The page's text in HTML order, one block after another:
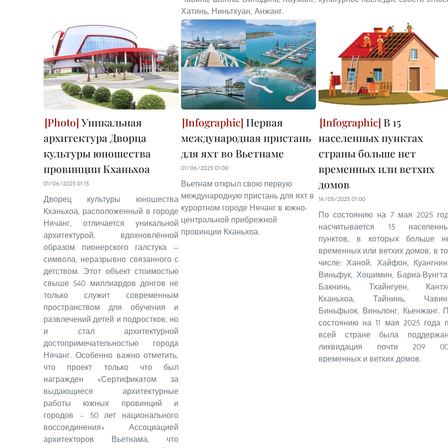
Хатинь, Ниньтхуан, Анжанг.
Уникальная
архитектура Дворца
культуры юношества
провинции Кханьхоа
01/06/2025 01:15
Дворец культуры юношества
Кханьхоа, расположенный в городе
Нячанг, отличается уникальной
архитектурой, вдохновлённой
образом пионерского галстука —
символа, неразрывно связанного с
детством. Этот объект стоимостью
свыше 540 миллиардов донгов не
только служит современным
пространством для обучения и
развлечений детей и подростков, но
и стал архитектурной
достопримечательностью города
Нячанг. Особенно важно отметить,
что проект только что был
награжден «Сертификатом за
выдающиеся архитектурные
работы южных провинций и
городов – 50 лет национального
воссоединения» Ассоциацией
архитекторов Вьетнама, что
Первая
международная пристань
для яхт во Вьетнаме
01/06/2025 01:00
Вьетнам открыл свою первую
международную пристань для яхт в
курортном городе Нячанг в южно-
центральной прибрежной
провинции Кханьхоа.
В 15
населенных пунктах
страны больше нет
временных или ветхих
домов
16/05/2025 01:00
По состоянию на 7 мая 2025
насчитывается 15
пунктов, в которых больше
временных или ветхих домов, в
числе: Ханой, Хайфон,
Виньфук, Хошимин, Бариа-
Бакнинь, Тхайнгуен,
Кханьхоа, Тайнинь,
Биньфыок, Виньлонг, Кьенжанг.
состоянию на 11 мая 2025 года
всей стране была
ликвидация почти 209
временных и ветхих домов.